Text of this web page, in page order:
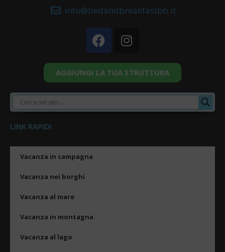
info@bedandbreakfastbb.it
AGGIUNGI LA TUA STRUTTURA
LINK RAPIDI
Vacanza in campagna
Vacanza nei borghi
Vacanza al mare
Vacanza in montagna
Vacanza al lago